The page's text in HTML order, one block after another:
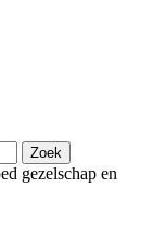
Zoek
gezelschap en